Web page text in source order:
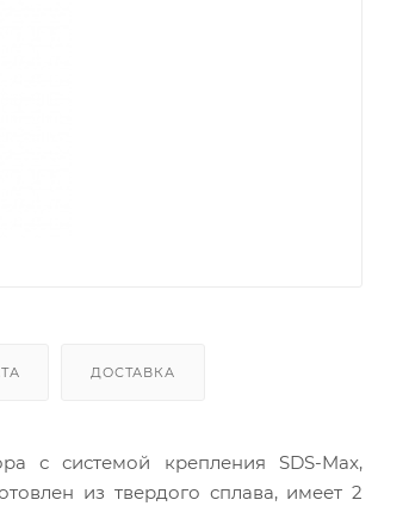
ДОСТАВКА
с системой крепления SDS-Max,
из твердого сплава, имеет 2